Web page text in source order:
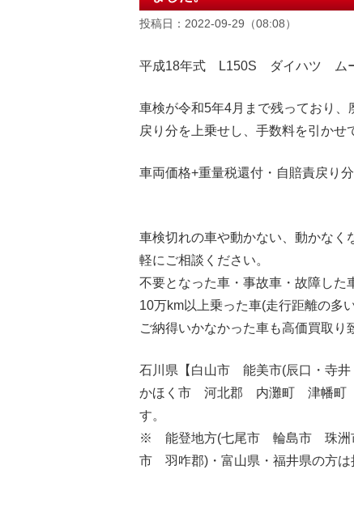
投稿日：2022-09-29（08:08）
平成18年式 L150S ダイハツ ム
車検が令和5年4月まで残っており
戻り分を上乗せし、手数料を引かせ
車両価格+重量税還付・自賠責戻り
車検切れの車や動かない、動かなく
軽にご相談ください。
不要となった車・事故車・故障した
10万km以上乗った車(走行距離の多
ご納得いかなかった車も高価買取り
石川県【白山市 能美市(辰口・
かほく市 河北郡 内灘町 津幡町
す。
※ 能登地方(七尾市 輪島市 珠
市 羽咋郡)・富山県・福井県の方は